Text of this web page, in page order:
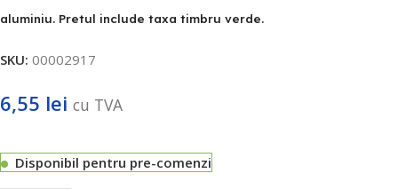
aluminiu. Pretul include taxa timbru verde.
SKU: 00002917
6,55 lei cu TVA
Disponibil pentru pre-comenzi